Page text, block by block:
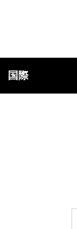
国際